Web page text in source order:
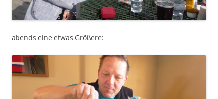
abends eine etwas Größere: